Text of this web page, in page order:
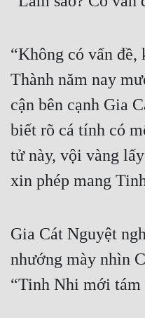
“Không có vấn đề,
Thành năm nay
cận bên cạnh Gia
biết rõ cá tính có
tử này, vội vàng
xin phép mang
Gia Cát Nguyệt
nhướng mày nhìn
“Tinh Nhi mới tám